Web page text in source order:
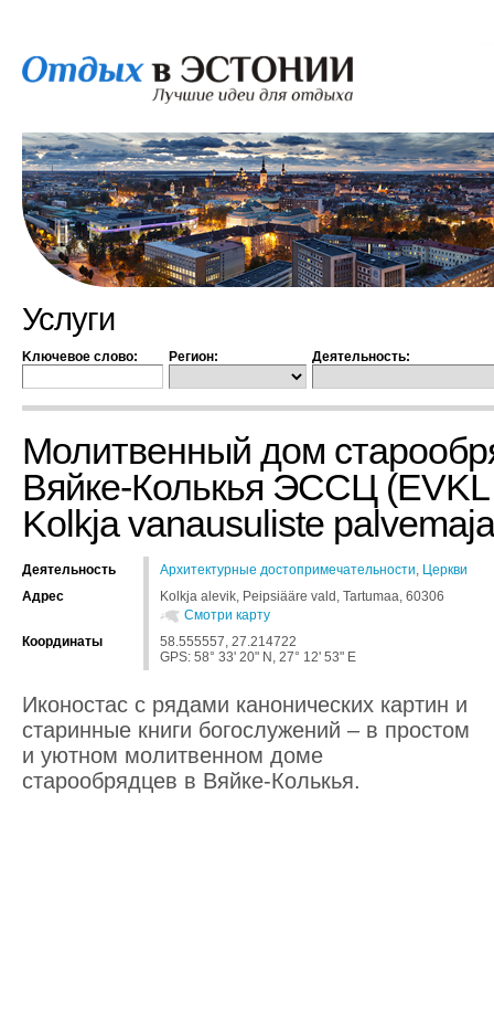
Услуги
Kлючевое слово: Регион: Деятельность:
Молитвенный дом
Вяйке-Колькья ЭССЦ
Kolkja vanausuliste
Деятельность Архитектурные достопримечательности, Церкви
Адрес
Kolkja alevik, Peipsiääre vald, Tartumaa, 60306
Смотри карту
Координаты
58.555557, 27.214722
GPS: 58° 33' 20" N, 27° 12' 53" E
Иконостас с рядами канонических картин и
старинные книги богослужений – в простом
и уютном молитвенном доме
старообрядцев в Вяйке-Колькья.